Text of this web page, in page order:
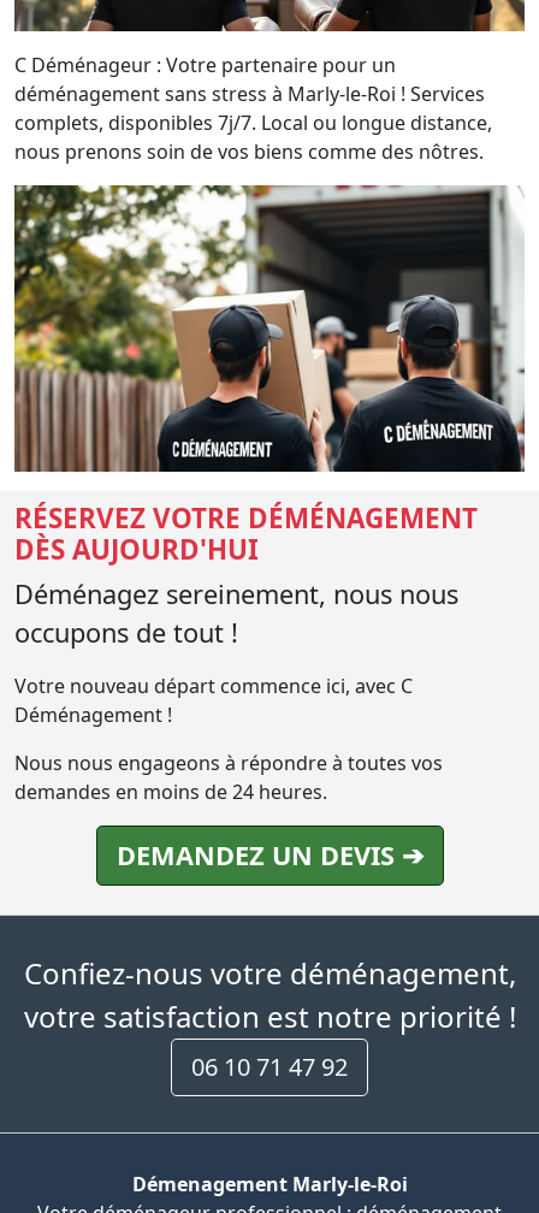
C Déménageur : Votre partenaire pour un
déménagement sans stress à Marly-le-Roi ! Services
complets, disponibles 7j/7. Local ou longue distance,
nous prenons soin de vos biens comme des nôtres.
RÉSERVEZ VOTRE DÉMÉNAGEMENT
DÈS AUJOURD'HUI
Déménagez sereinement, nous nous
occupons de tout !
Votre nouveau départ commence ici, avec C
Déménagement !
Nous nous engageons à répondre à toutes vos
demandes en moins de 24 heures.
DEMANDEZ UN DEVIS ➔
Confiez-nous votre déménagement,
votre satisfaction est notre priorité !
06 10 71 47 92
Démenagement Marly-le-Roi